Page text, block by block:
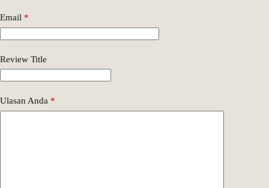
Email *
Review Title
Ulasan Anda *